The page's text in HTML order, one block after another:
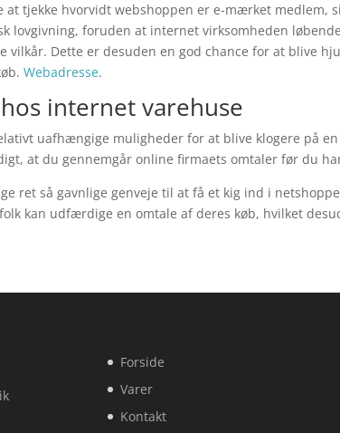
at tjekke hvorvidt webshoppen er e-mærket medlem,
lovgivning, foruden at internet virksomheden
vilkår. Dette er desuden en god chance for at blive
Webadresse.
internet varehuse
uafhængige muligheder for at blive klogere på
at du gennemgår online firmaets omtaler før du
ret så gavnlige genveje til at få et kig ind i
kan udfærdige en omtale af deres køb, hvilket
Forside
Varer
Kontakt